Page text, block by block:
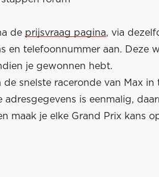
de prijsvraag pagina, via
en telefoonnummer aan. Deze
je gewonnen hebt.
snelste raceronde van Max in
adresgegevens is eenmalig,
maak je elke Grand Prix kans